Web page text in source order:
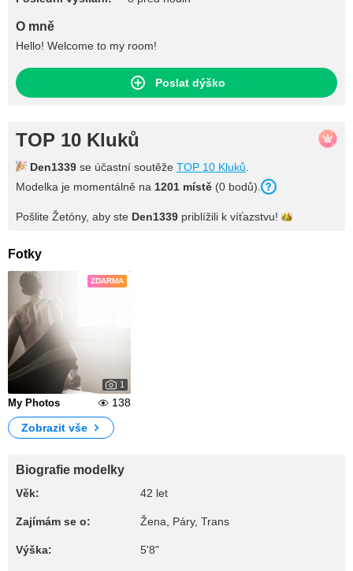
O mně
Hello! Welcome to my room!
Poslat dýško
TOP 10 Kluků
Den1339 se účastní soutěže TOP 10 Kluků
Modelka je momentálně na 1201 místě (0 bodů).
Pošlite Žetóny, aby ste Den1339 priblížili k víťazstvu!
Fotky
ZDARMA
1
My Photos
138
Zobrazit vše
Biografie modelky
Věk: 42 let
Zajímám se o: Žena, Páry, Trans
Výška: 5'8"